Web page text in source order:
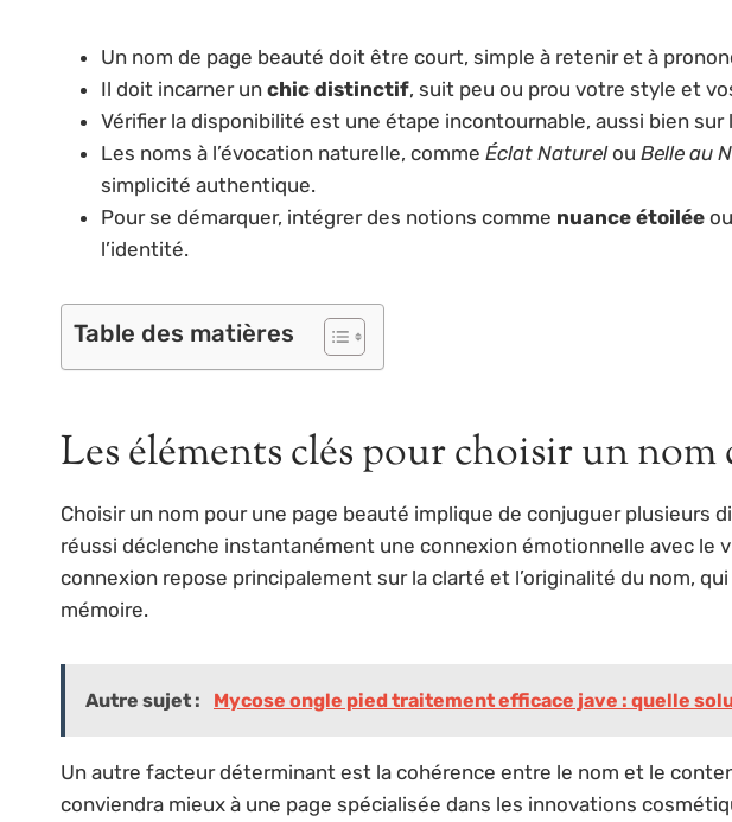
Un nom de page beauté doit être court, simple à retenir et à
Il doit incarner un chic distinctif, suit peu ou prou votre style et
Vérifier la disponibilité est une étape incontournable, aussi bien
Les noms à l’évocation naturelle, comme Éclat Naturelou Belle au
simplicité authentique.
Pour se démarquer, intégrer des notions comme nuance étoilée ou
l’identité.
Table des matières
Les éléments clés pour choisir un nom
Choisir un nom pour une page beauté implique de conjuguer plusieurs
réussi déclenche instantanément une connexion émotionnelle avec le
connexion repose principalement sur la clarté et l’originalité du nom,
mémoire.
Autre sujet : Mycose ongle pied traitement efficace jave : quelle
Un autre facteur déterminant est la cohérence entre le nom et le
conviendra mieux à une page spécialisée dans les innovations